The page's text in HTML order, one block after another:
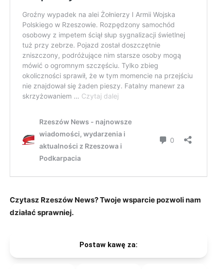
Czytasz Rzeszów News? Twoje wsparcie pozwoli nam
działać sprawniej.
Postaw kawę za: